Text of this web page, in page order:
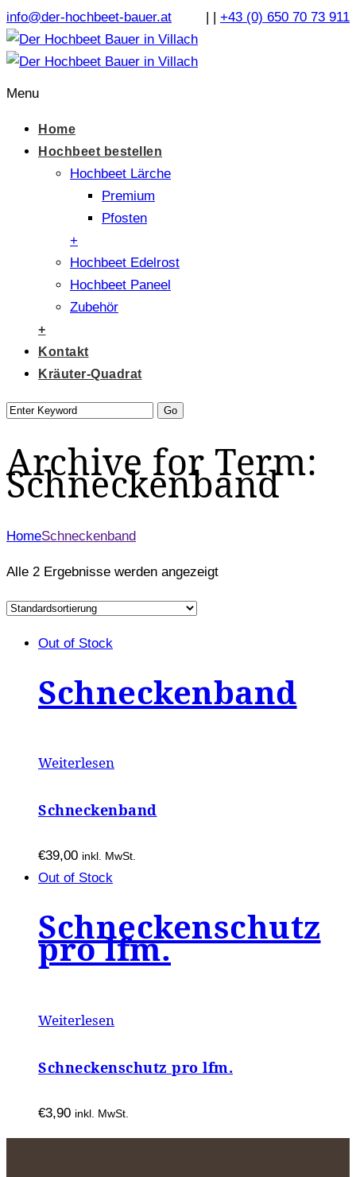
info@der-hochbeet-bauer.at | | +43 (0) 650 70 73 911
Menu
Home
Hochbeet bestellen
Hochbeet Lärche
Premium
Pfosten
+
Hochbeet Edelrost
Hochbeet Paneel
Zubehör
+
Kontakt
Kräuter-Quadrat
Archive for Term:
Schneckenband
HomeSchneckenband
Alle 2 Ergebnisse werden angezeigt
Out of Stock
Schneckenband
Weiterlesen
Schneckenband
€39,00 inkl. MwSt.
Out of Stock
Schneckenschutz
pro lfm.
Weiterlesen
Schneckenschutz pro lfm.
€3,90 inkl. MwSt.